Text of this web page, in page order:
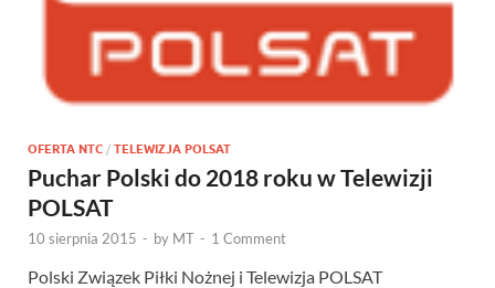
OFERTA NTC / TELEWIZJA POLSAT
Puchar Polski do 2018 roku w Telewizji
POLSAT
10 sierpnia 2015 - by MT - 1 Comment
Polski Związek Piłki Nożnej i Telewizja POLSAT